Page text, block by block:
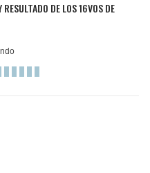
DE LOS 16VOS DE